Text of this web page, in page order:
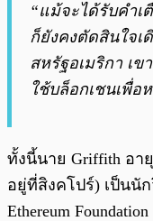
“แม้จะได้รับคำเ
ก็ยังคงตัดสินใจเ
สหรัฐอเมริกา เ
ใช้บล็อกเชนเพื่อ
ทั้งนี้นาย Griffith อา
อยู่ที่สิงคโปร์) เป็นนั
Ethereum